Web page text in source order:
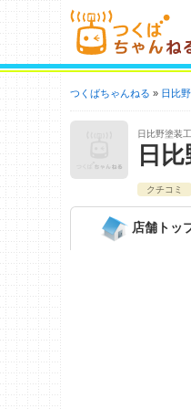
つくばちゃんねる 日比
日比野塗装
日
クチコミ
店舗 トッ